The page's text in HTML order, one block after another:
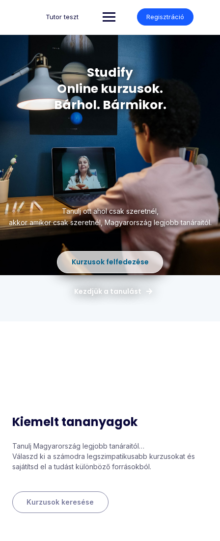
Tutor teszt Regisztráció
Studify
Online kurzusok.
Bárhol. Bármikor.
Tanulj ott ahol csak szeretnél,
akkor amikor csak szeretnél,Magyarország legjobb tanáraitól.
Kurzusok felfedezése
Kezdjük a tanulást
Kiemelt tananyagok
Tanulj Magyarország legjobb tanáraitól…
Válaszd ki a számodra legszimpatikusabb kurzusokat és
sajátítsd el a tudást különböző forrásokból.
Kurzusok keresése